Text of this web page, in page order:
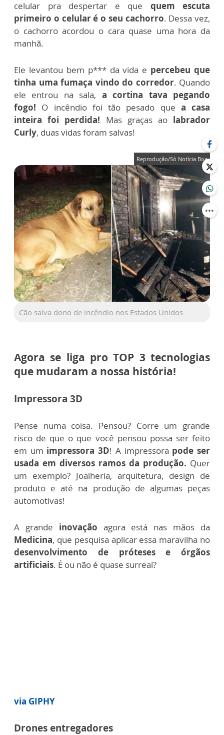
celular pra despertar e que quem escuta
primeiro o celular é o seu cachorro. Dessa vez,
o cachorro acordou o cara quase uma hora da
manhã.
Ele levantou bem p*** da vida e percebeu que
tinha uma fumaça vindo do corredor. Quando
ele entrou na sala, a cortina tava pegando
fogo! O incêndio foi tão pesado que a casa
inteira foi perdida! Mas graças aolabrador
Curly, duas vidas foram salvas!
Reprodução/Só Notícia Boa
Cão salva dono de incêndio nos Estados Unidos
Agora se liga pro TOP 3 tecnologias
que mudaram a nossa história!
Impressora 3D
Pense numa coisa. Pensou? Corre um grande
risco de que o que você pensou possa ser feito
em um impressora 3D! A impressora pode ser
usada em diversos ramos da produção. Quer
um exemplo? Joalheria, arquitetura, design de
produto e até na produção de algumas peças
automotivas!
A grande inovação agora está nas mãos da
Medicina, que pesquisa aplicar essa maravilha no
desenvolvimento de próteses e órgãos
artificiais. É ou não é quase surreal?
via GIPHY
Drones entregadores